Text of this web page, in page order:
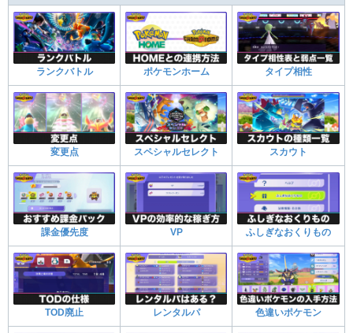
ランクバトル ポケモンホーム タイプ相性
変更点 スペシャルセレクト スカウト
課金優先度 VP ふしぎなおくりもの
TOD廃止 レンタルパ 色違いポケモン